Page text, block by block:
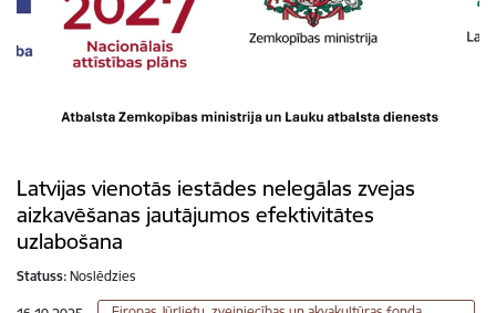
Latvijas vienotās iestādes nelegālas zvejas
aizkavēšanas jautājumos efektivitātes
uzlabošana
Statuss: Noslēdzies